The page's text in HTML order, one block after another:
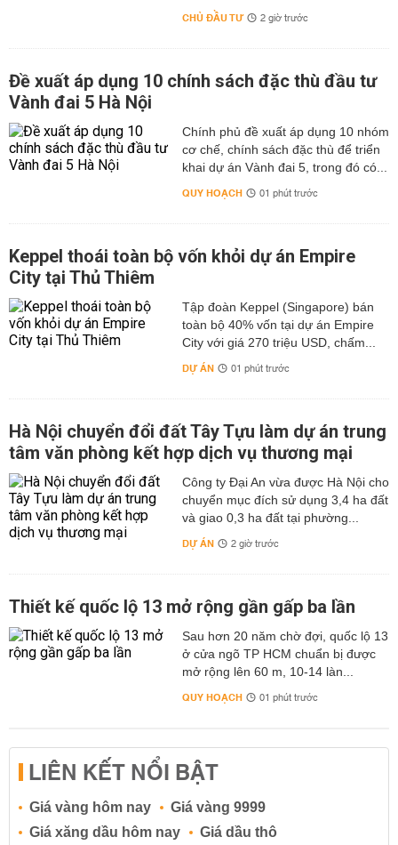
phía Đông của huyện đoạn có con sông cắt qua, chạy
Quang.
- Đường sẽ mở ở xã Đông Tần: Điểm đầu ở gần đình
thôn Nam Chính, kéo dài xuống hướng Tây Nam, cắt
sông Châu Giang ở cầu bắc qua sông, sau đó chạy gần
như song song với ĐT 426.
- Đường sẽ mở ở xã Hòa Lâm: Điểm bắt đầu ở phía
Đông của xã đoạn gần Đinh hạ thôn Lương Ba, đi qua
chùa Hoà Chanh, cắt sông Châu Giang và đường đi Thọ
Vực.
- Đường sẽ mở ở xã Hòa Xá: Chạy gần như song song
với Quốc lộ 21B.
- Đường sẽ mở ở xã Liên Bạt: Nằm ở phía Nam của xã
Liên Bạt.
- Đường sẽ mở ở xã Phù Lưu: Điểm bắt đầu từ đường
tốc 426, rồi chạy gần như song song với đường 21B,
chạy dọc qua gần giữa trung tâm địa bàn xã Sơn Công,
có điểm bắt đầu gần trường tiểu học Sơn Công chạy
xuống gần sông Đáy.
- Đường sẽ mở ở xã Trung Tú: Tuyến đường nằm ở phía
Đông của xã Trung Tú, chạy gần như song song với
đường Giang.
- Đường sẽ mở ở xã Viên An: Đây là đường trục kinh tế
429 gần Viên ngoại xã Viên An, rồi chạy dọc xuống phía
Nam của xã.
- Đường sẽ mở ở xã Kim Đường: Đây là một trong
những tuyến đường sẽ mở đáng chú ý của xã Kim
Đường, tuyến chạy ngang qua địa bàn phía Nam của xã
- Đường sẽ mở ở xã Hòa Phú: Đây là một trong những
tuyến đường sẽ mở đáng chú ý của xã Hoà Phú, tuyến
đường chạy ngang qua trung tâm địa bàn xã và đi qua
thôn Đặng Giang.
Trên đây là những thông tin mới nhất về các tuyến
CHỦ ĐẦU TƯ 2 giờ trước
Đề xuất áp dụng 10 chính sách đặc thù đầu tư
Vành đai 5 Hà Nội
Chính phủ đề xuất áp dụng 10 nhóm
cơ chế, chính sách đặc thù để triển
khai dự án Vành đai 5, trong đó có...
QUY HOẠCH 01 phút trước
Keppel thoái toàn bộ vốn khỏi dự án Empire
City tại Thủ Thiêm
Tập đoàn Keppel (Singapore) bán
toàn bộ 40% vốn tại dự án Empire
City với giá 270 triệu USD, chấm...
DỰ ÁN 01 phút trước
Hà Nội chuyển đổi đất Tây Tựu làm dự án trung
tâm văn phòng kết hợp dịch vụ thương mại
Công ty Đại An vừa được Hà Nội cho
chuyển mục đích sử dụng 3,4 ha đất
và giao 0,3 ha đất tại phường...
DỰ ÁN 2 giờ trước
Thiết kế quốc lộ 13 mở rộng gần gấp ba lần
Sau hơn 20 năm chờ đợi, quốc lộ 13
ở cửa ngõ TP HCM chuẩn bị được
mở rộng lên 60 m, 10-14 làn...
QUY HOẠCH 01 phút trước
LIÊN KẾT NỔI BẬT
Giá vàng hôm nay
Giá vàng 9999
Giá xăng dầu hôm nay
Giá dầu thô